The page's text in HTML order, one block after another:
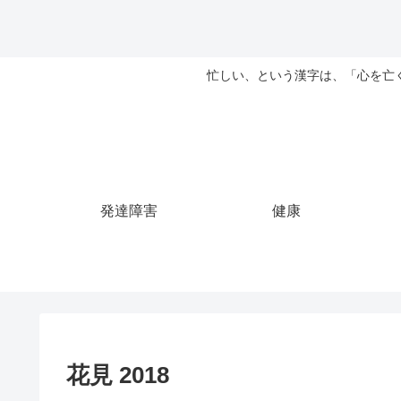
忙しい、という漢字は、「心を
発達障害 健康
花見 2018